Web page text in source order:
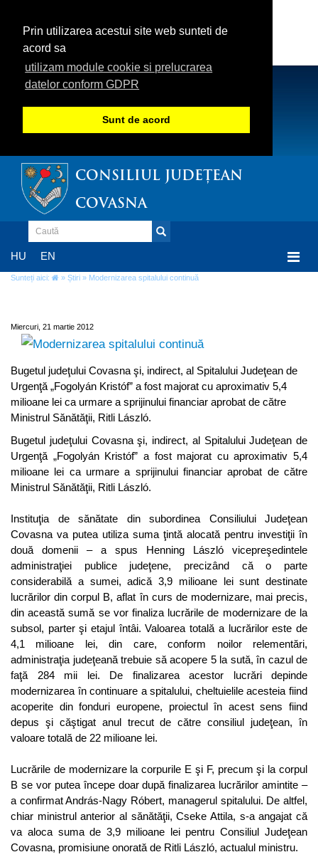
Prin utilizarea acestui site web sunteti de
acord sa
utilizam module cookie si prelucrarea
datelor conform GDPR
Sunt de acord
CONSILIUL JUDEȚEAN
COVASNA
HU EN
Sunteți aici: » Știri » Modernizarea spitalului continuă
Miercuri, 21 martie 2012
Bugetul judeţului Covasna şi, indirect, al Spitalului Judeţean de
Urgenţă „Fogolyán Kristóf” a fost majorat cu aproximativ 5,4
milioane lei ca urmare a sprijinului financiar aprobat de către
Ministrul Sănătăţii, Ritli László.
Bugetul judeţului Covasna şi, indirect, al Spitalului Judeţean de
Urgenţă „Fogolyán Kristóf” a fost majorat cu aproximativ 5,4
milioane lei ca urmare a sprijinului financiar aprobat de către
Ministrul Sănătăţii, Ritli László.
Instituţia de sănătate din subordinea Consiliului Judeţean
Covasna va putea utiliza suma ţintă alocată pentru investiţii în
două domenii – a spus Henning László vicepreşedintele
administraţiei publice judeţene, precizând că o parte
considerabilă a sumei, adică 3,9 milioane lei sunt destinate
lucrărilor din corpul B, aflat în curs de modernizare, mai precis,
din această sumă se vor finaliza lucrările de modernizare de la
subsol, parter şi etajul întâi. Valoarea totală a lucrărilor este de
4,1 milioane lei, din care, conform noilor relementări,
administraţia judeţeană trebuie să acopere 5 la sută, în cazul de
faţă 284 mii lei. De finalizarea acestor lucrări depinde
modernizarea în continuare a spitalului, cheltuielile acesteia fiind
acoperite din fonduri europene, proiectul în acest sens fiind
depus şi căştigat anul trecut de către consiliul judeţean, în
valoare totală de 22 milioane lei.
Lucrările de modernizare la corpurile E şi F, precum şi la corpul
B se vor putea începe doar după finalizarea lucrărilor amintite –
a confirmat András-Nagy Róbert, managerul spitalului. De altfel,
chiar ministrul anterior al sănătăţii, Cseke Attila, s-a angajat că
va aloca suma de 3,9 milioane lei pentru Consiliul Judeţean
Covasna, promisiune onorată de Ritli László, actualul ministru.